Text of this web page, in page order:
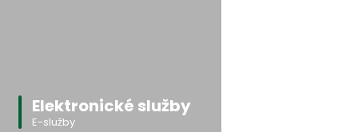
Elektronické služby
E-služby